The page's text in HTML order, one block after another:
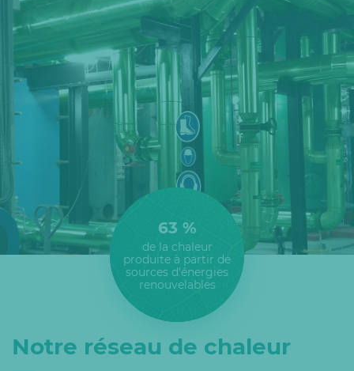
63 %
de la chaleur
produite à partir de
sources d'énergies
renouvelables
Notre réseau de chaleur